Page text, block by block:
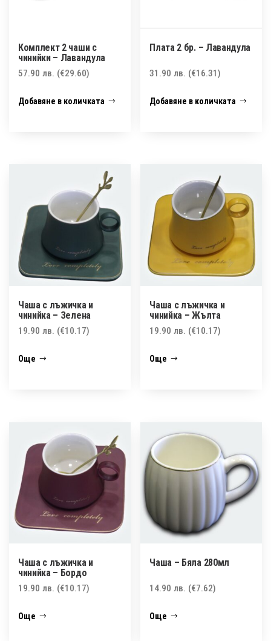
Комплект 2 чаши с
чинийки – Лавандула
57.90 лв. (€29.60)
Добавяне в количката
Плата 2 бр. – Лавандула
31.90лв. (€16.31)
Добавяне в количката
Чаша с лъжичка и
чинийка – Зелена
19.90 лв. (€10.17)
Още
Чаша с лъжичка и
чинийка – Жълта
19.90лв. (€10.17)
Още
Чаша с лъжичка и
чинийка – Бордо
19.90 лв. (€10.17)
Още
Чаша – Бяла 280мл
14.90лв. (€7.62)
Още